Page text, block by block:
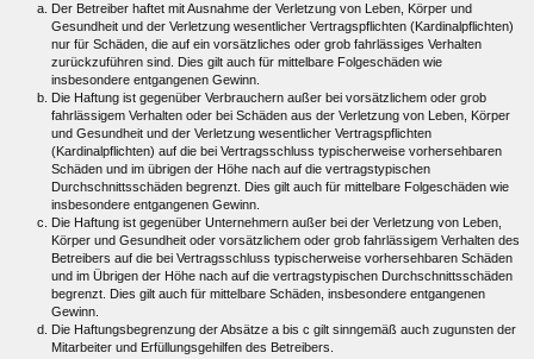
Der Betreiber haftet mit Ausnahme der Verletzung von Leben, Körper und
Gesundheit und der Verletzung wesentlicher Vertragspflichten (Kardinalpflichten)
nur für Schäden, die auf ein vorsätzliches oder grob fahrlässiges Verhalten
zurückzuführen sind. Dies gilt auch für mittelbare Folgeschäden wie
insbesondere entgangenen Gewinn.
Die Haftung ist gegenüber Verbrauchern außer bei vorsätzlichem oder grob
fahrlässigem Verhalten oder bei Schäden aus der Verletzung von Leben, Körper
und Gesundheit und der Verletzung wesentlicher Vertragspflichten
(Kardinalpflichten) auf die bei Vertragsschluss typischerweise vorhersehbaren
Schäden und im übrigen der Höhe nach auf die vertragstypischen
Durchschnittsschäden begrenzt. Dies gilt auch für mittelbare Folgeschäden wie
insbesondere entgangenen Gewinn.
Die Haftung ist gegenüber Unternehmern außer bei der Verletzung von Leben,
Körper und Gesundheit oder vorsätzlichem oder grob fahrlässigem Verhalten des
Betreibers auf die bei Vertragsschluss typischerweise vorhersehbaren Schäden
und im Übrigen der Höhe nach auf die vertragstypischen Durchschnittsschäden
begrenzt. Dies gilt auch für mittelbare Schäden, insbesondere entgangenen
Gewinn.
Die Haftungsbegrenzung der Absätze a bis c gilt sinngemäß auch zugunsten der
Mitarbeiter und Erfüllungsgehilfen des Betreibers.